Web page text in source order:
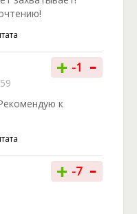
+ -1 -
к
+ -7 -